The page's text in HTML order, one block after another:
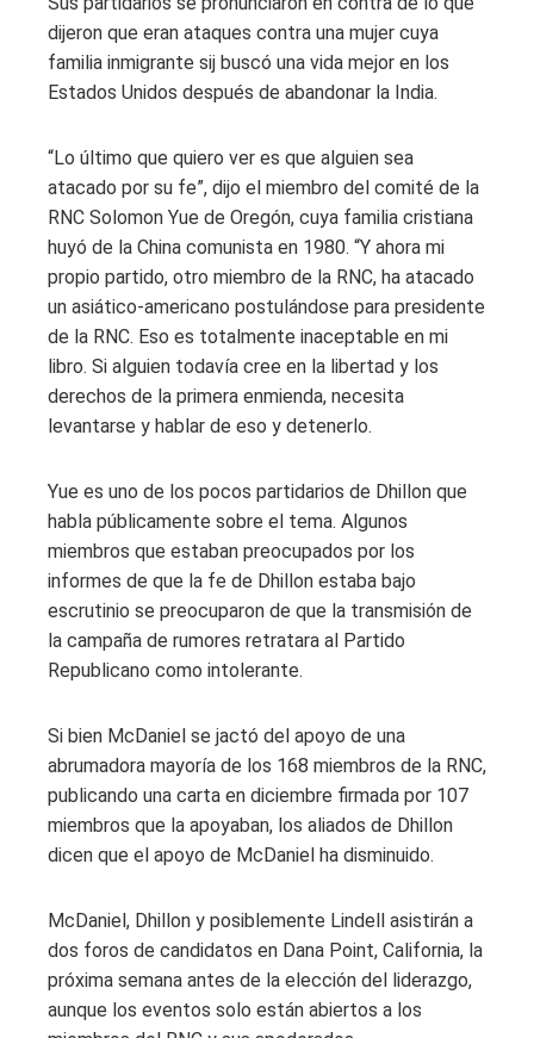
dijeron que eran ataques contra una mujer cuya
familia inmigrante sij buscó una vida mejor en los
Estados Unidos después de abandonar la India.
“Lo último que quiero ver es que alguien sea
atacado por su fe”, dijo el miembro del comité de la
RNC Solomon Yue de Oregón, cuya familia cristiana
huyó de la China comunista en 1980. “Y ahora mi
propio partido, otro miembro de la RNC, ha atacado
un asiático-americano postulándose para presidente
de la RNC. Eso es totalmente inaceptable en mi
libro. Si alguien todavía cree en la libertad y los
derechos de la primera enmienda, necesita
levantarse y hablar de eso y detenerlo.
Yue es uno de los pocos partidarios de Dhillon que
habla públicamente sobre el tema. Algunos
miembros que estaban preocupados por los
informes de que la fe de Dhillon estaba bajo
escrutinio se preocuparon de que la transmisión de
la campaña de rumores retratara al Partido
Republicano como intolerante.
Si bien McDaniel se jactó del apoyo de una
abrumadora mayoría de los 168 miembros de la RNC,
publicando una carta en diciembre firmada por 107
miembros que la apoyaban, los aliados de Dhillon
dicen que el apoyo de McDaniel ha disminuido.
McDaniel, Dhillon y posiblemente Lindell asistirán a
dos foros de candidatos en Dana Point, California, la
próxima semana antes de la elección del liderazgo,
aunque los eventos solo están abiertos a los